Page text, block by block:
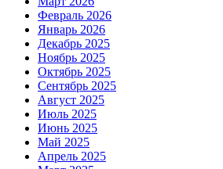
Февраль 2026
Январь 2026
Декабрь 2025
Ноябрь 2025
Октябрь 2025
Сентябрь 2025
Август 2025
Июль 2025
Июнь 2025
Май 2025
Апрель 2025